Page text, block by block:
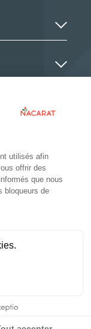
utilisés afin
offrir des
que nous
bloqueurs de